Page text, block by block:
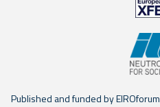
Published and funded by EIROforum